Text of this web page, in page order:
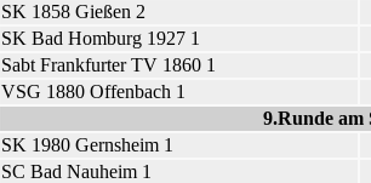
SK 1858 Gießen 2
SK Bad Homburg 1927 1
Sabt Frankfurter TV 1860 1
VSG 1880 Offenbach 1
9.Runde am
SK 1980 Gernsheim 1
SC Bad Nauheim 1